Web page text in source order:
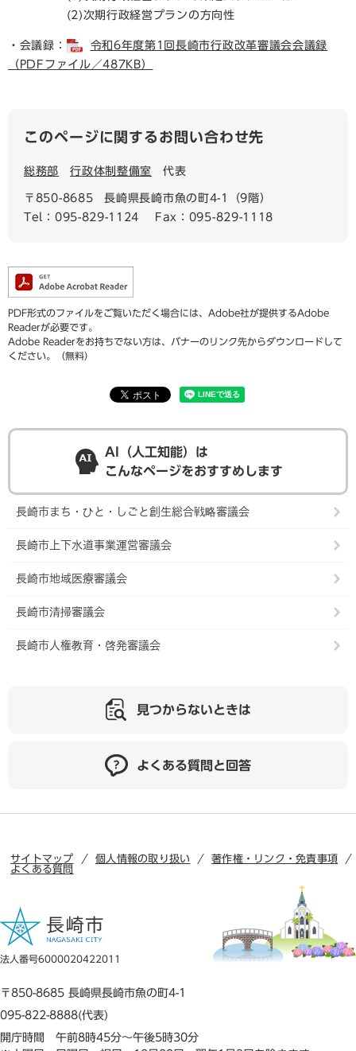
(2)次期行政経営プランの方向性
・会議録：
令和6年度第1回長崎市行政改革審議会会議録
（PDFファイル／487KB）
このページに関するお問い合わせ先
総務部 行政体制整備室 代表
〒850-8685
長崎県長崎市魚の町4-1（9階）
Tel：095-829-1124
Fax：095-829-1118
PDF形式のファイルをご覧いただく場合には、Adobe社が提供するAdobe
Readerが必要です。
Adobe Readerをお持ちでない方は、バナーのリンク先からダウンロードして
ください。（無料）
AI（人工知能）は
こんなページをおすすめします
長崎市まち・ひと・しごと創生総合戦略審議会
長崎市上下水道事業運営審議会
長崎市地域医療審議会
長崎市清掃審議会
長崎市人権教育・啓発審議会
見つからないときは
よくある質問と回答
サイトマップ 個人情報の取り扱い
著作権・リンク・免責事項
よくある質問
法人番号6000020422011
〒850-8685 長崎県長崎市魚の町4-1
095-822-8888(代表)
開庁時間 午前8時45分～午後5時30分